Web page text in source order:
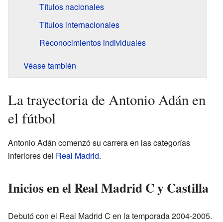
Títulos nacionales
Títulos internacionales
Reconocimientos individuales
Véase también
La trayectoria de Antonio Adán en
el fútbol
Antonio Adán comenzó su carrera en las categorías
inferiores del Real Madrid.
Inicios en el Real Madrid C y Castilla
Debutó con el Real Madrid C en la temporada 2004-2005.